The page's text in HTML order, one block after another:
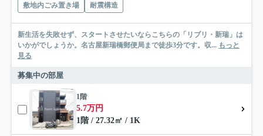
敷地内ごみ置き場
耐震構造
新生活を失敗せず、スタートさせたいならこちらの「リブリ・新瑞」は
いかがでしょうか。名古屋新瑞橋郵便局まで徒歩3分です。収... もっと
見る
募集中の部屋
1階
5.7万円
1階 / 27.32㎡ / 1K